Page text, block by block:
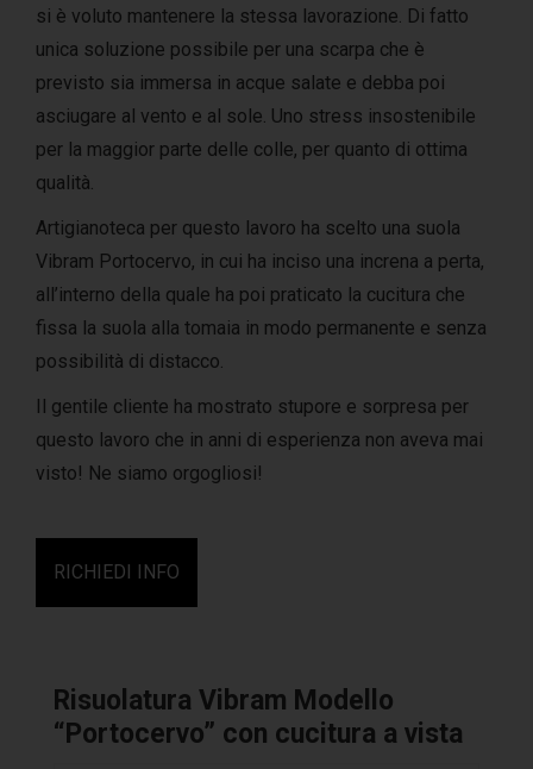
si è voluto mantenere la stessa lavorazione. Di fatto
unica soluzione possibile per una scarpa che è
previsto sia immersa in acque salate e debba poi
asciugare al vento e al sole. Uno stress insostenibile
per la maggior parte delle colle, per quanto di ottima
qualità.
Artigianoteca per questo lavoro ha scelto una suola
Vibram Portocervo, in cui ha inciso una increna a perta,
all’interno della quale ha poi praticato la cucitura che
fissa la suola alla tomaia in modo permanente e senza
possibilità di distacco.
Il gentile cliente ha mostrato stupore e sorpresa per
questo lavoro che in anni di esperienza non aveva mai
visto! Ne siamo orgogliosi!
RICHIEDI INFO
Risuolatura Vibram Modello
“Portocervo” con cucitura a vista